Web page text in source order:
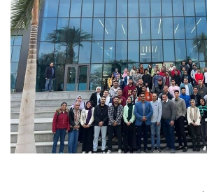
تواصل معنا
الطلاب
هيئة التدريس
الدراسات العليا